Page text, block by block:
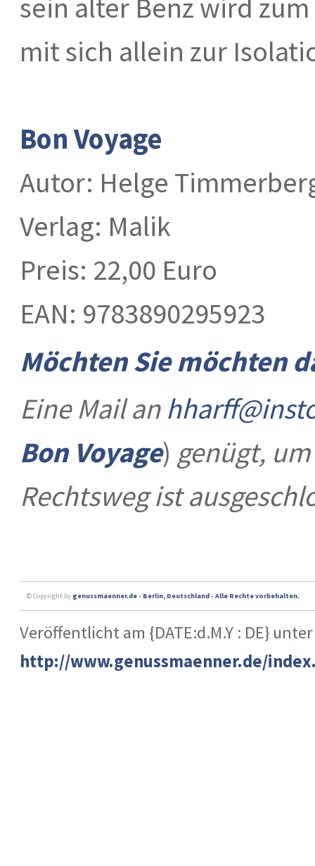
sein alter Benz wird
mit sich allein zur
Bon Voyage
Autor: Helge
Verlag: Malik
Preis: 22,00 Euro
EAN: 9783890295923
Möchten Sie möchten
Eine Mail an
Bon Voyage) genügt,
Rechtsweg ist
© Copyright by genussmaenner.de - Berlin, Deutschland - Alle Rechte vorbehalten.
Veröffentlicht am {DATE:d.M.Y : DE}
http://www.genussmaenner.de/